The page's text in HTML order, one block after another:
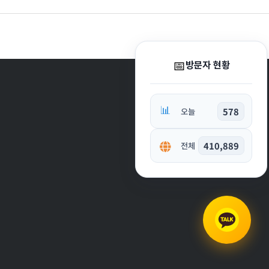
📅방문자 현황
📊 오늘 578
전체 410,889